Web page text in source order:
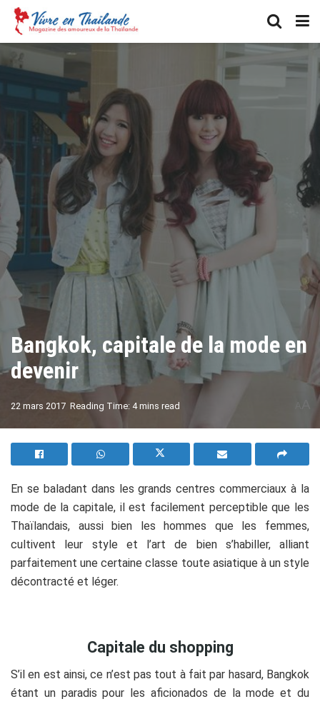
Bangkok, capitale de la mode en
devenir
22 mars 2017 Reading Time: 4 mins read
En se baladant dans les grands centres commerciaux à la
mode de la capitale, il est facilement perceptible que les
Thaïlandais, aussi bien les hommes que les femmes,
cultivent leur style et l’art de bien s’habiller, alliant
parfaitement une certaine classe toute asiatique à un style
décontracté et léger.
Capitale du shopping
S’il en est ainsi, ce n’est pas tout à fait par hasard, Bangkok
étant un paradis pour les aficionados de la mode et du